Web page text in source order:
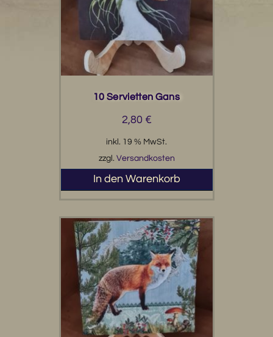
10 Servietten Gans
2,80 €
inkl. 19 % MwSt.
zzgl. Versandkosten
In den Warenkorb